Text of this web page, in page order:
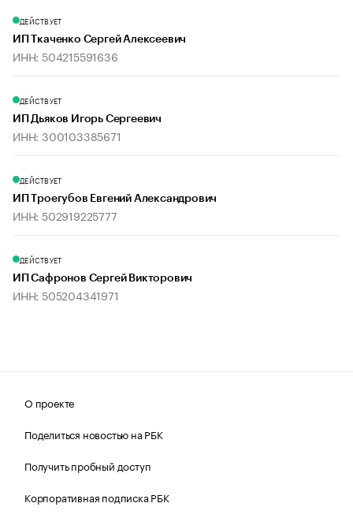
ДЕЙСТВУЕТ
ИП Ткаченко Сергей Алексеевич
ИНН: 504215591636
ДЕЙСТВУЕТ
ИП Дьяков Игорь Сергеевич
ИНН: 300103385671
ДЕЙСТВУЕТ
ИП Троегубов Евгений Александрович
ИНН: 502919225777
ДЕЙСТВУЕТ
ИП Сафронов Сергей Викторович
ИНН: 505204341971
О проекте
Поделиться новостью на РБК
Получить пробный доступ
Корпоративная подписка РБК